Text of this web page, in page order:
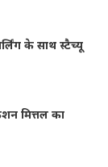
के साथ स्टैच्यू
मित्तल का